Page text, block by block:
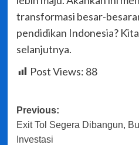
transformasi besar-
pendidikan Indonesia?
selanjutnya.
Post Views: 88
Post
navigation
Previous:
Exit Tol Segera Dibangun,
Investasi